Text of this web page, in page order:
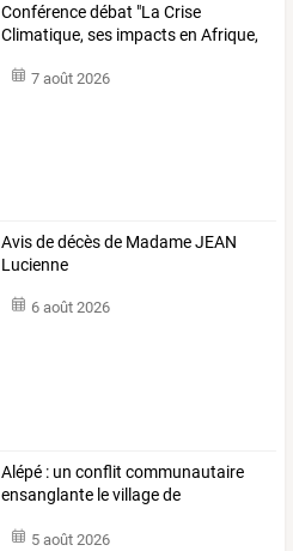
Conférencedébat "La Crise
Climatique, ses impactsen Afrique,
7 août 2026
Avis de décès de Madame JEAN
Lucienne
6 août 2026
Alépé : un conflit communautaire
ensanglante levillagede
5 août 2026